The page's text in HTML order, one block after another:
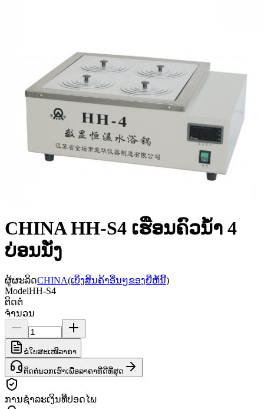
CHINA HH-S4 ເຮືອນຄົວນ້ໍາ 4
ບ່ອນນັ່ງ
ຜູ້ຜະລິດCHINA(ເບິ່ງສິນຄ້າອື່ນໆຂອງຍີ່ຫໍ້ນີ້)
ModelHH-S4
ຕິດຕໍ່
ຈຳນວນ
ຂໍໃບສະເໜີລາຄາ
ຕິດຕໍ່ພວກເຮົາເພື່ອລາຄາທີ່ດີທີ່ສຸດ
ການຊຳລະເງິນທີ່ປອດໄພ